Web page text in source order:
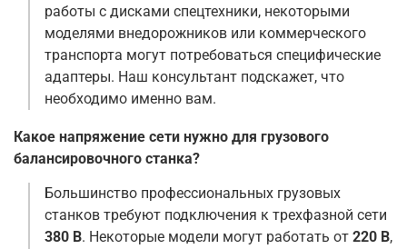
работы с дисками спецтехники, некоторыми
моделями внедорожников или коммерческого
транспорта могут потребоваться специфические
адаптеры. Наш консультант подскажет, что
необходимо именно вам.
Какое напряжение сети нужно для грузового
балансировочного станка?
Большинство профессиональных грузовых
станков требуют подключения к трехфазной сети
380 В. Некоторые модели могут работать от 220 В,